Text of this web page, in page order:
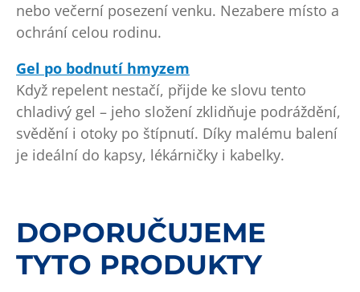
nebo večerní posezení venku. Nezabere místo a
ochrání celou rodinu.
Gel po bodnutí hmyzem
Když repelent nestačí, přijde ke slovu tento
chladivý gel – jeho složení zklidňuje podráždění,
svědění i otoky po štípnutí. Díky malému balení
je ideální do kapsy, lékárničky i kabelky.
DOPORUČUJEME
TYTO PRODUKTY